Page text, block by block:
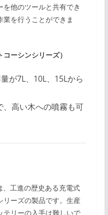
他のツールと共有でき
を行うことができま
ーシンシリーズ）
が7L、10L、15Lから
高い木への噴霧も可
工進の歴史ある充電式
リーズの製品です。生産
テリーの入手は難しいで